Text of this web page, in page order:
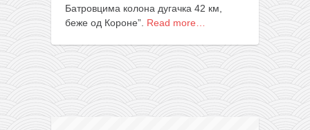
азбуки и књиге
Окинава карате
најновије на блогу
моје белешке
историја каратеа
Батровцима колона дугачка 42 км,
беже од Короне”. Read more…